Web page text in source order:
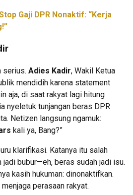
Gaji DPR Nonaktif: “Kerja
serius. Adies Kadir, Wakil Ketua
mendidih karena statement
aja, di saat rakyat lagi hitung
nyeletuk tunjangan beras DPR
Netizen langsung ngamuk:
kali ya, Bang?”
klarifikasi. Katanya itu salah
jadi bubur—eh, beras sudah jadi isu.
kasih hukuman: dinonaktifkan.
menjaga perasaan rakyat.